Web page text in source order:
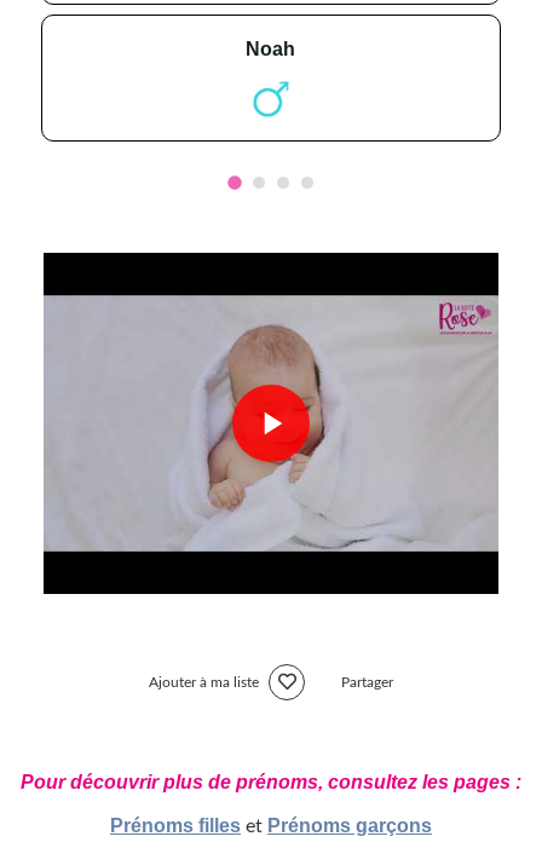
noah
Ajouter à ma liste Partager
Pour découvrir plus de prénoms, consultez les pages :
Prénoms filles et Prénoms garçons